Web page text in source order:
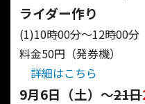
ライダー作り
(1)10時00分～12時00
料金50円（発券機）
詳細はこちら
9月6日（土）～21日